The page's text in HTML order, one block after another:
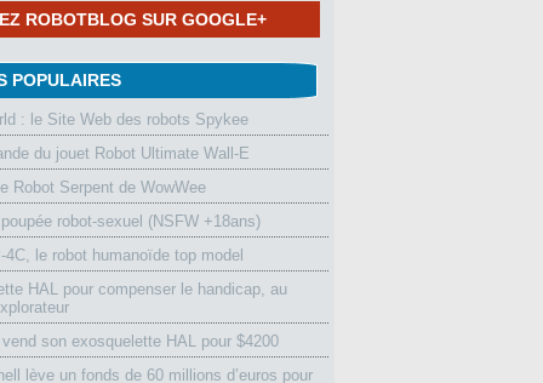
ROBOTBLOG SUR GOOGLE+
POPULAIRES
: le Site Web des robots Spykee
du jouet Robot Ultimate Wall-E
Robot Serpent de WowWee
robot-sexuel (NSFW +18ans)
4C, le robot humanoïde top model
HAL pour compenser le handicap, au
son exosquelette HAL pour $4200
lève un fonds de 60 millions d’euros pour